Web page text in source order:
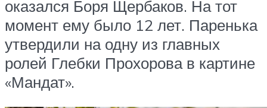
оказался Боря Щербаков. На тот
момент ему было 12 лет. Паренька
утвердили на одну из главных
ролей Глебки Прохорова в картине
«Мандат».